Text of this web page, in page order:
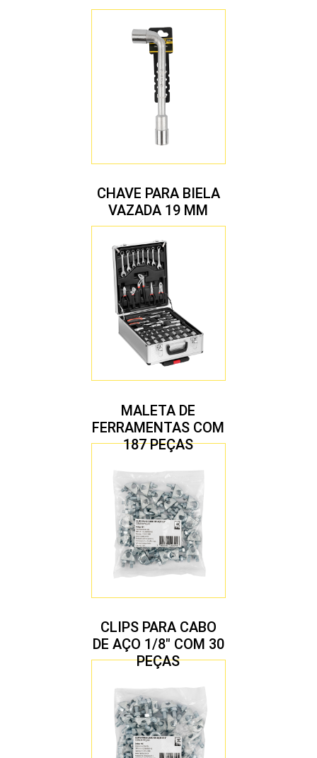
CHAVE PARA BIELA
VAZADA 19 MM
MALETA DE
FERRAMENTAS COM
187 PEÇAS
CLIPS PARA CABO
DE AÇO 1/8″ COM 30
PEÇAS